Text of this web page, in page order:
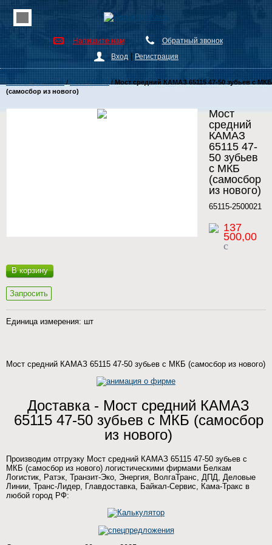
Напишите нам
Обратный звонок
Вход
Регистрация
Каталог Запчастей/Мост КАМАЗ/Мост средний КАМАЗ 65115 47-50 зубьев с МКБ
(самосбор из нового)
Мост
средний
КАМАЗ
65115 47-
50 зубьев
с МКБ
(самосбор
из нового)
65115-2500021
137
500,00
c
В корзину
Запросить
Единица измерения: шт
Мост средний КАМАЗ 65115 47-50 зубьев с МКБ (самосбор из нового)
Доставка - Мост средний КАМАЗ
65115 47-50 зубьев с МКБ (самосбор
из нового)
Производим отгрузку Мост средний КАМАЗ 65115 47-50 зубьев с
МКБ (самосбор из нового) логистическими фирмами Белкам
Логистик, Ратэк, Транзит-Эко, Энергия, ВолгаТранс, ДПД, Деловые
Линии, Транс-Лидер, Главдоставка, Байкал-Сервис, Кама-Тракс в
любой город РФ: